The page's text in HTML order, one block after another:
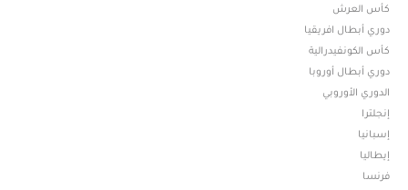
كأس العرش
دوري أبطال افريقيا
كأس الكونفيدرالية
دوري أبطال أوروبا
الدوري الأوروبي
إنجلترا
إسبانيا
إيطاليا
فرنسا